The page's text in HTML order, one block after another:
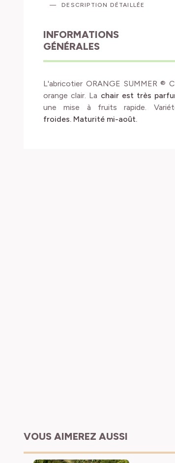
DESCRIPTION DÉTAILLÉE
INFORMATIONS
GÉNÉRALES
L'abricotier ORANGE SUMMER ®
orange clair. La chair est très
une mise à fruits rapide.
froides. Maturité mi-août.
VOUS AIMEREZ AUSSI